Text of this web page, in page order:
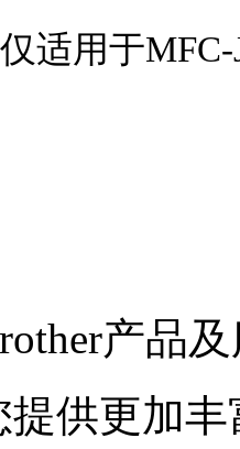
适用于MFC-
产品
提供更加